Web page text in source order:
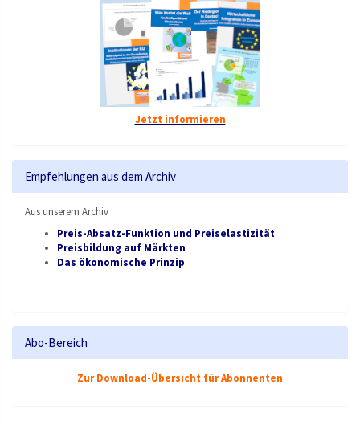
Jetzt informieren
Empfehlungen aus dem Archiv
Aus unserem Archiv
Preis-Absatz-Funktion und Preiselastizität
Preisbildung auf Märkten
Das ökonomische Prinzip
Abo-Bereich
Zur Download-Übersicht für Abonnenten